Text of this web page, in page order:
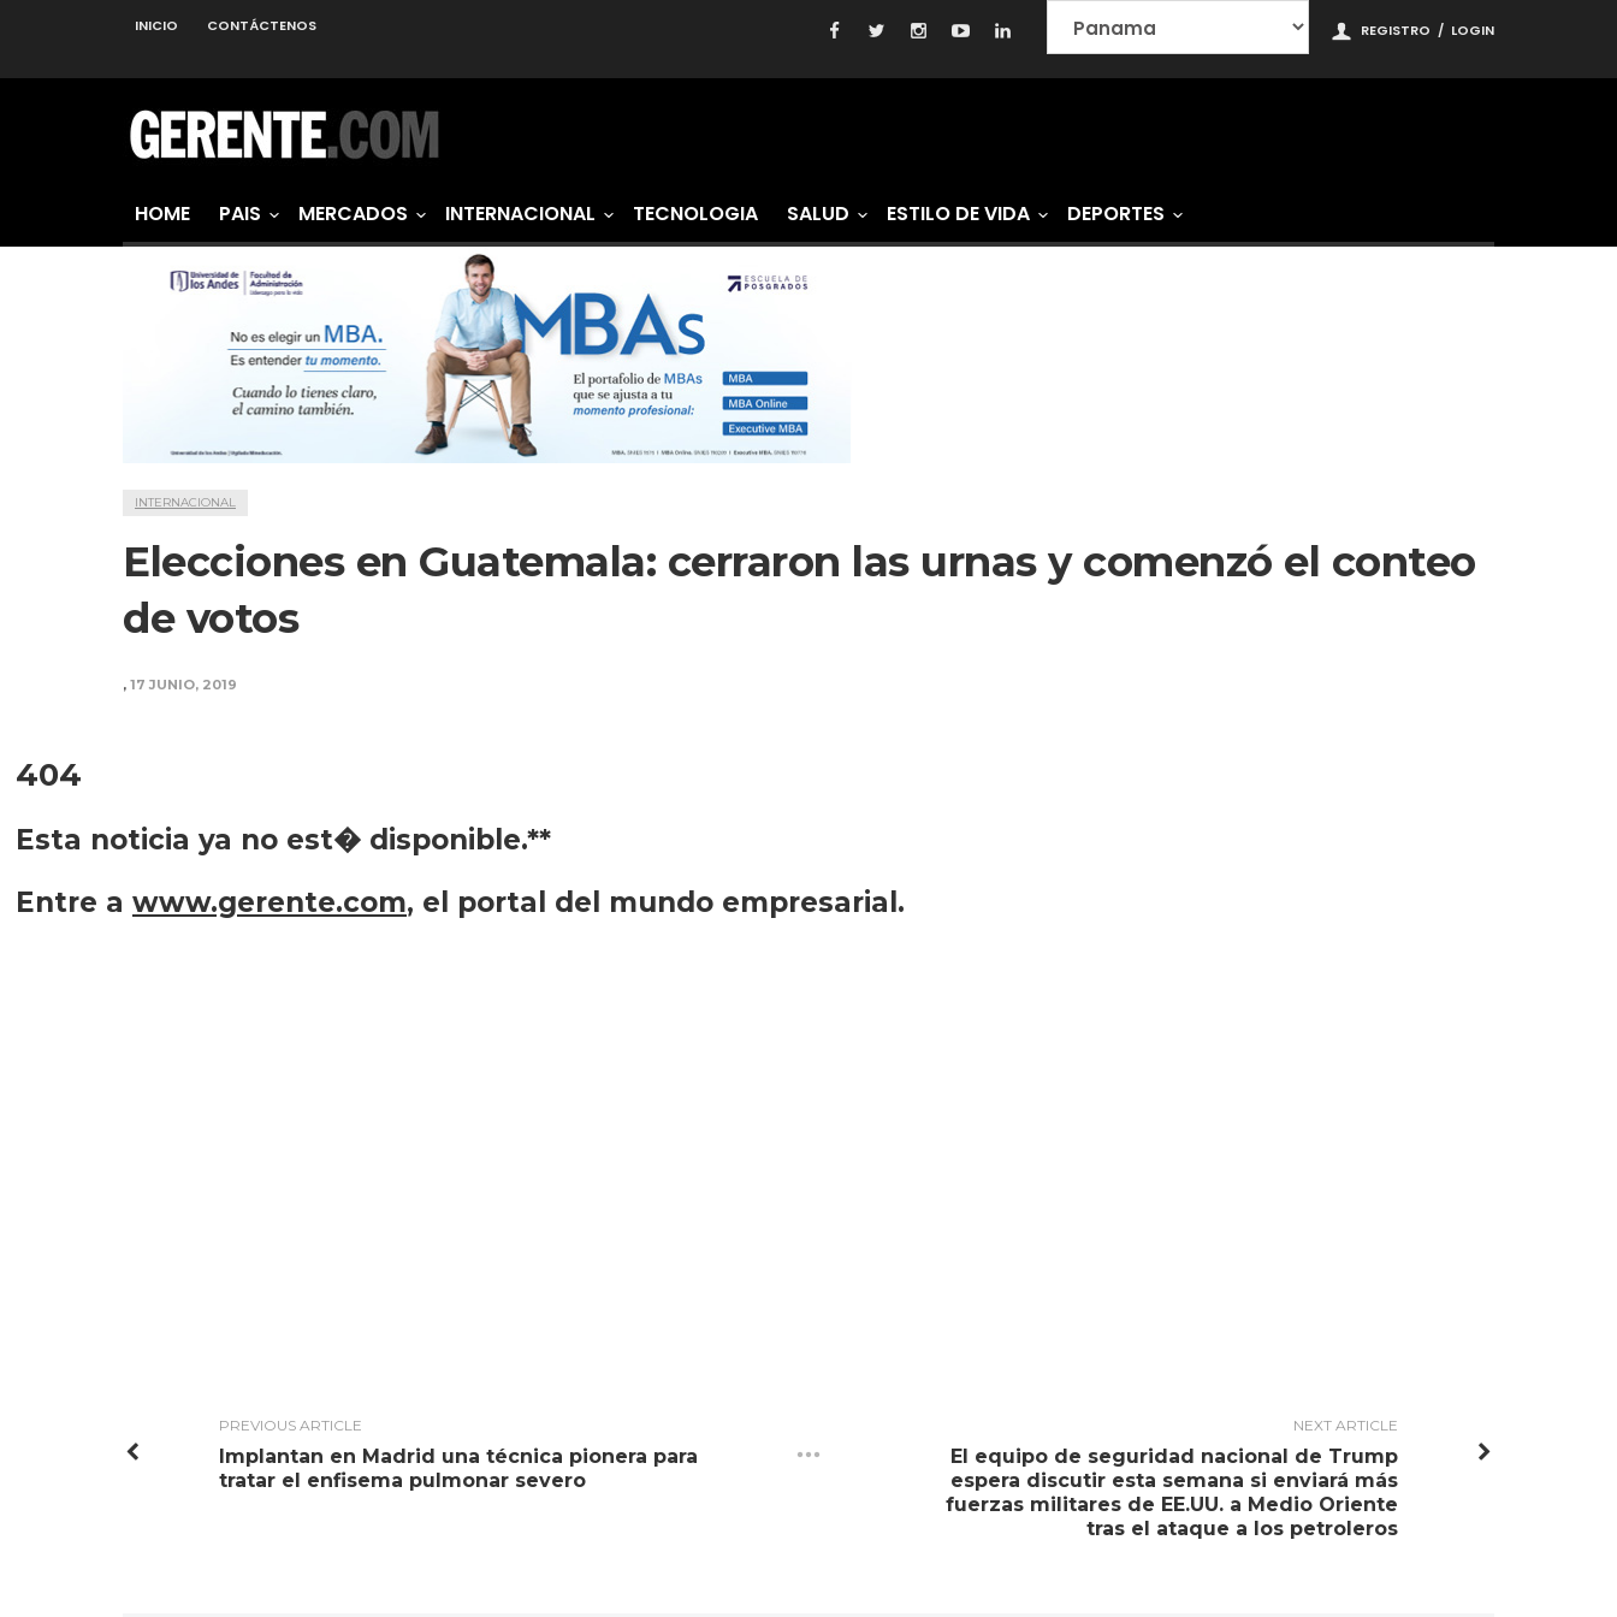
REGISTRO / LOGIN
INICIO CONTÁCTENOS
HOME PAIS MERCADOS INTERNACIONAL TECNOLOGIA SALUD ESTILO DE VIDA DEPORTES
INTERNACIONAL
Elecciones en Guatemala: cerraron las urnas y comenzó el conteo
de votos
, 17 JUNIO, 2019
404
Esta noticia ya no est� disponible.**
Entre a www.gerente.com, el portal del mundo empresarial.
NEXT ARTICLE
El equipo de seguridad nacional de Trump
espera discutir esta semana si enviará más
fuerzas militares de EE.UU. a Medio Oriente
tras el ataque a los petroleros
PREVIOUS ARTICLE
Implantan en Madrid una técnica pionera para
tratar el enfisema pulmonar severo